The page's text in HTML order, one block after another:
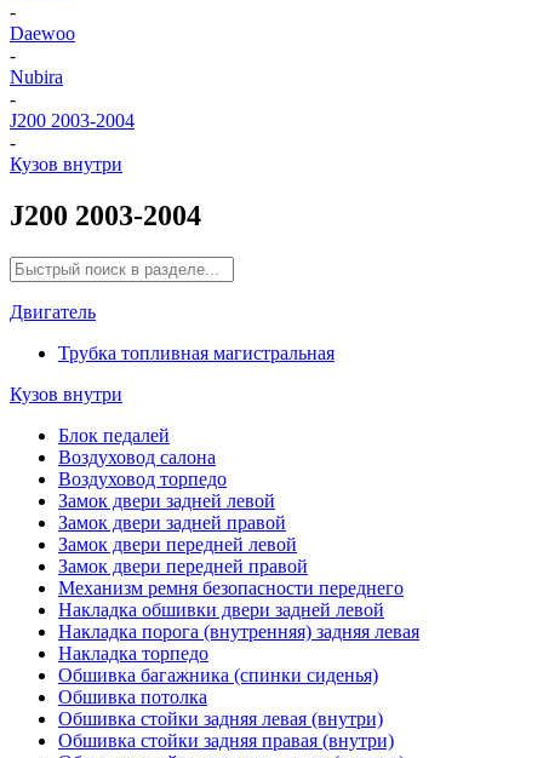
-
Daewoo
-
Nubira
-
J200 2003-2004
-
Кузов внутри
J200 2003-2004
Двигатель
Трубка топливная магистральная
Кузов внутри
Блок педалей
Воздуховод салона
Воздуховод торпедо
Замок двери задней левой
Замок двери задней правой
Замок двери передней левой
Замок двери передней правой
Механизм ремня безопасности переднего
Накладка обшивки двери задней левой
Накладка порога (внутренняя) задняя левая
Накладка торпедо
Обшивка багажника (спинки сиденья)
Обшивка потолка
Обшивка стойки задняя левая (внутри)
Обшивка стойки задняя правая (внутри)